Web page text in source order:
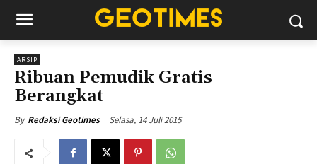
ARSIP
Ribuan Pemudik Gratis
Berangkat
By Redaksi Geotimes Selasa, 14 Juli 2015